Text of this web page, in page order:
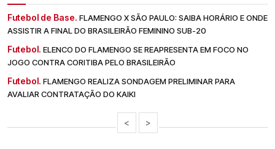
Futebol de Base. FLAMENGO X SÃO PAULO: SAIBA HORÁRIO E ONDE
ASSISTIR A FINAL DO BRASILEIRÃO FEMININO SUB-20
Futebol. ELENCO DO FLAMENGO SE REAPRESENTA EM FOCO NO
JOGO CONTRA CORITIBA PELO BRASILEIRÃO
Futebol. FLAMENGO REALIZA SONDAGEM PRELIMINAR PARA
AVALIAR CONTRATAÇÃO DO KAIKI
< >